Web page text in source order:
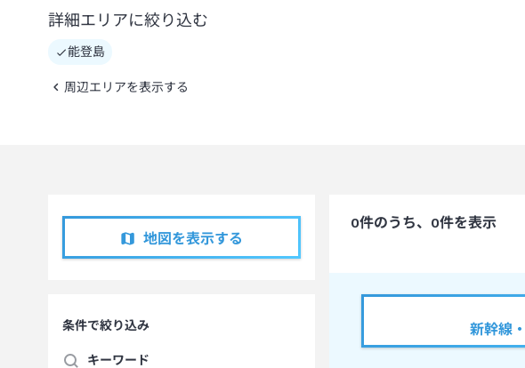
詳細エリアに絞り込む
能登島
周辺エリアを表示する
地図を表示する
条件で絞り込み
キーワード
0件のうち、0件を表示
新幹線